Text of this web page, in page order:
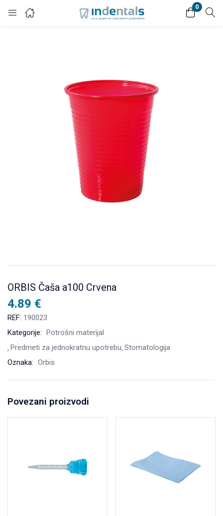
0
Login
ORBIS Čaša a100 Crvena
4.89 €
REF: 190023
Kategorije: Potrošni materijal
Predmeti za jednokratnu upotrebu Stomatologija
Oznaka: Orbis
Povezani proizvodi